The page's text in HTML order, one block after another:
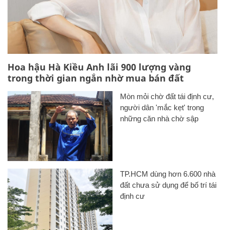
Hoa hậu Hà Kiều Anh lãi 900 lượng vàng
trong thời gian ngắn nhờ mua bán đất
Mòn mỏi chờ đất tái định cư,
người dân 'mắc kẹt' trong
những căn nhà chờ sập
TP.HCM dùng hơn 6.600 nhà
đất chưa sử dụng để bố trí tái
định cư